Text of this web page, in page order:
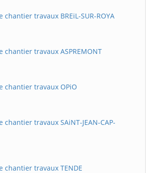
chantier travaux BREiL-SUR-ROYA
chantier travaux ASPREMONT
chantier travaux OPiO
chantier travaux SAiNT-JEAN-CAP-
chantier travaux TENDE